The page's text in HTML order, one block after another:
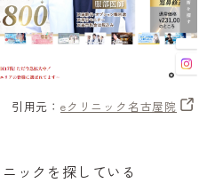
引用元： eクリニック名古屋院
ックを探している